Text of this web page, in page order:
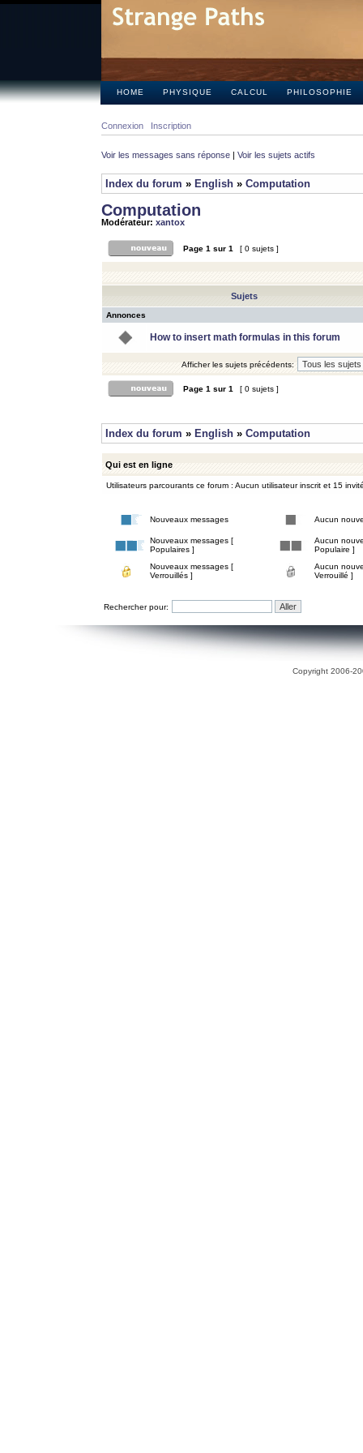
HOME PHYSIQUE CALCUL PHILOSOPHIE
Connexion Inscription
Voir les messages sans réponse | Voir les sujets actifs
Index du forum » English » Computation
Computation
Modérateur: xantox
Page 1 sur 1 [ 0 sujets ]
Sujets
Annonces
How to insert math formulas in this forum
Afficher les sujets précédents:
Page 1 sur 1 [ 0 sujets ]
Index du forum » English » Computation
Qui est en ligne
Utilisateurs parcourants ce forum : Aucun utilisateur inscrit et 15
Nouveaux messages Aucun
Nouveaux messages [
Populaires ]
Aucun
Populaire ]
Nouveaux messages [
Verrouillés ]
Aucun
Verrouillé ]
Rechercher pour:
Copyright 2006-